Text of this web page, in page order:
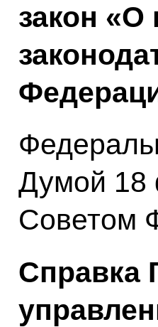
закон «О
Думой 18
Советом
Справка